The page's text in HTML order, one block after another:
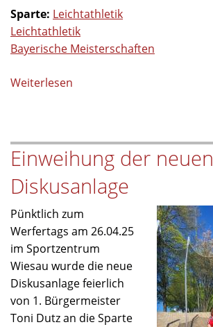
Sparte: Leichtathletik
Leichtathletik
Bayerische Meisterschaften
Weiterlesen
(Tag
1)
Einweihung der neuen
Diskusanlage
Pünktlich zum
Werfertags am 26.04.25
im Sportzentrum
Wiesau wurde die neue
Diskusanlage feierlich
von 1. Bürgermeister
Toni Dutz an die Sparte